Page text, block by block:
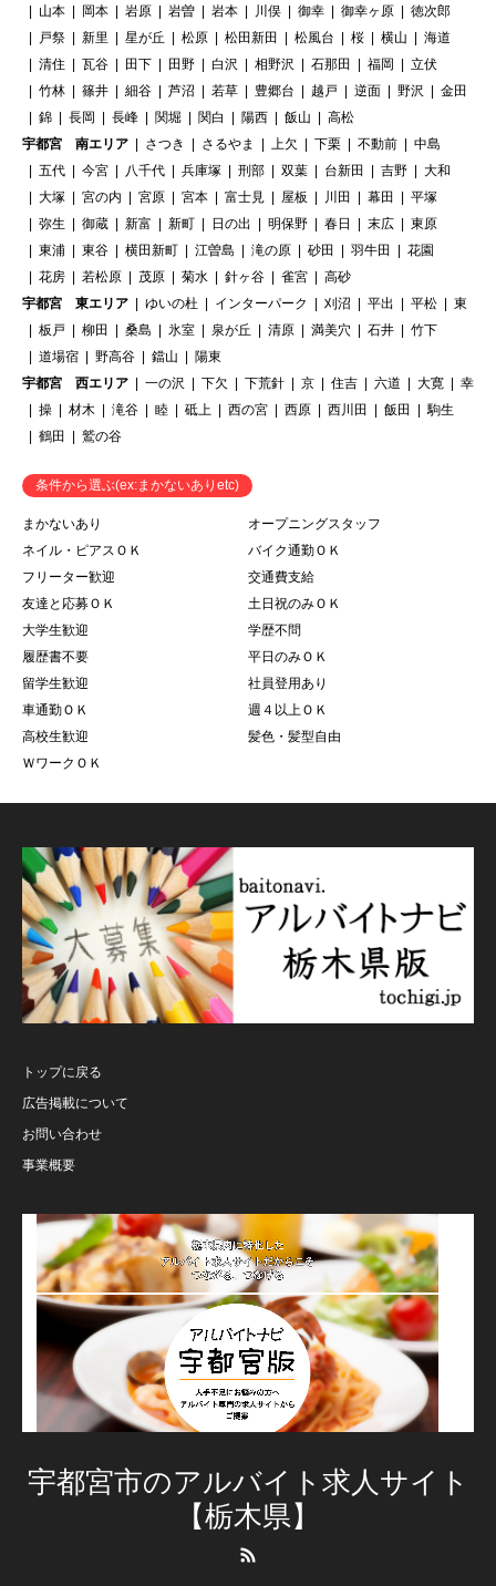
山本
岡本 岩原 岩曽 岩本 川俣 御幸 御幸ヶ原
徳次郎
戸祭
新里 星が丘 松原 松田新田 松風台 桜 横山
海道
清住
瓦谷 田下 田野 白沢 相野沢 石那田 福岡
立伏
竹林
篠井 細谷 芦沼 若草 豊郷台 越戸 逆面 野沢
金田
錦
長岡 長峰 関堀 関白 陽西 飯山
高松
宇都宮 南エリア
さつき さるやま 上欠 下栗 不動前
中島
五代
今宮 八千代 兵庫塚 刑部 双葉 台新田 吉野
大和
大塚
宮の内 宮原 宮本 富士見 屋板 川田 幕田
平塚
弥生
御蔵 新富 新町 日の出 明保野 春日 末広
東原
東浦
東谷 横田新町 江曽島 滝の原 砂田 羽牛田
花園
花房
若松原 茂原 菊水 針ヶ谷 雀宮
高砂
宇都宮 東エリア
ゆいの杜 インターパーク 刈沼 平出 平松
東
板戸
柳田 桑島 氷室 泉が丘 清原 満美穴 石井
竹下
道場宿
野高谷 鐺山
陽東
宇都宮 西エリア
一の沢 下欠 下荒針 京 住吉 六道 大寛
幸
操
材木 滝谷 睦 砥上 西の宮 西原 西川田 飯田
駒生
鶴田
鷲の谷
条件から選ぶ(ex:まかないありetc)
まかないあり
オープニングスタッフ
ネイル・ピアスＯＫ
バイク通勤ＯＫ
フリーター歓迎
交通費支給
友達と応募ＯＫ
土日祝のみＯＫ
大学生歓迎
学歴不問
履歴書不要
平日のみＯＫ
留学生歓迎
社員登用あり
車通勤ＯＫ
週４以上ＯＫ
高校生歓迎
髪色・髪型自由
ＷワークＯＫ
トップに戻る
広告掲載について
お問い合わせ
事業概要
宇都宮市のアルバイト求人サイト
【栃木県】